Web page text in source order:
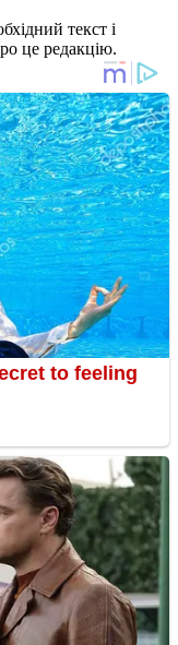
текст і
це редакцію.